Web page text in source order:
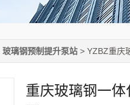
玻璃钢预制提升泵站 > YZBZ重庆
重庆玻璃钢一